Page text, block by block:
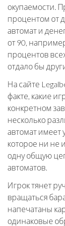
окупаемости.
процентом от
автомат и
от 90,
процентов
отдало бы
На сайте
факте, какие
конкретном
несколько
автомат имеет
которое ни не
одну общую
автоматов.
Игрок тянет
вращаться
напечатаны
одинаковые